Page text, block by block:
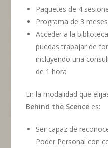
Paquetes de 4
Programa de 3 meses
Acceder a la
puedas trabajar de
incluyendo una
de 1 hora
En la modalidad que
Behind the Scence es:
Ser capaz de
Poder Personal con